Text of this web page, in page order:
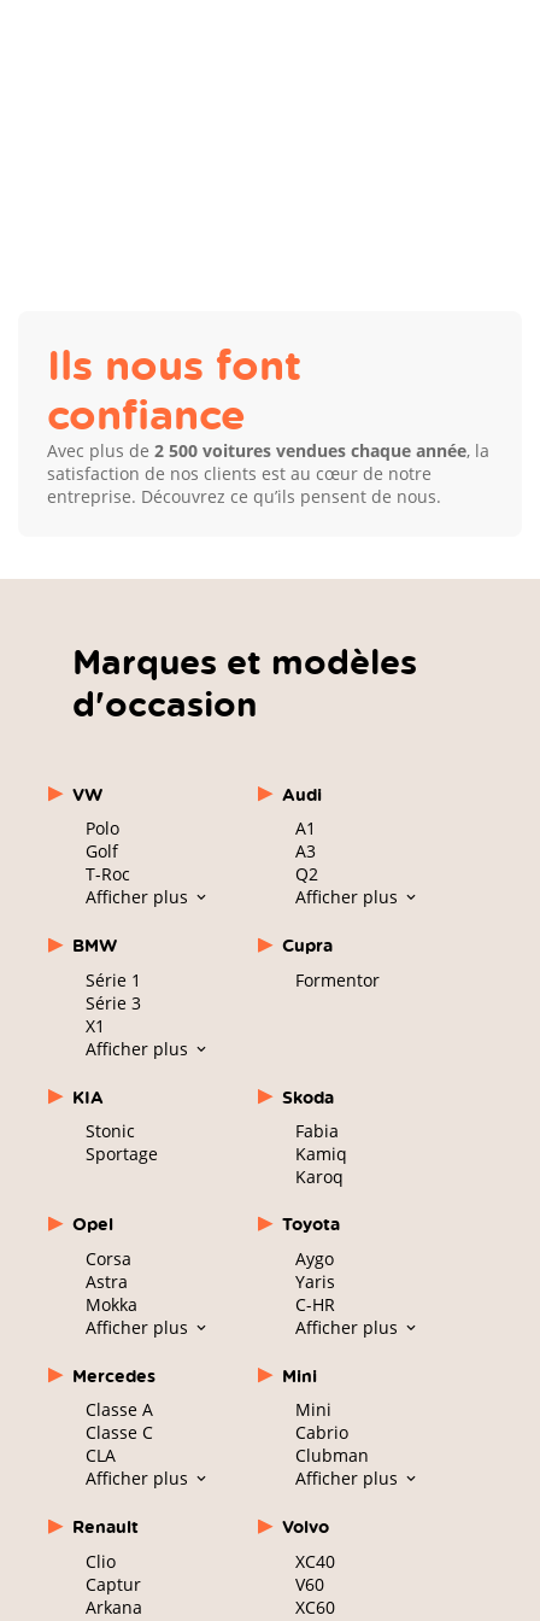
Ils nous font
confiance
Avec plus de2 500 voitures vendues chaque année, la
satisfaction de nos clients est au cœur de notre
entreprise. Découvrez ce qu’ils pensent de nous.
Marques et modèles
d'occasion
VW
Polo
Golf
T-Roc
Afficher plus
Audi
A1
A3
Q2
Afficher plus
BMW
Série 1
Série 3
X1
Afficher plus
Cupra
Formentor
KIA
Stonic
Sportage
Skoda
Fabia
Kamiq
Karoq
Opel
Corsa
Astra
Mokka
Afficher plus
Toyota
Aygo
Yaris
C-HR
Afficher plus
Mercedes
Classe A
Classe C
CLA
Afficher plus
Mini
Mini
Cabrio
Clubman
Afficher plus
Renault
Clio
Captur
Arkana
Volvo
XC40
V60
XC60